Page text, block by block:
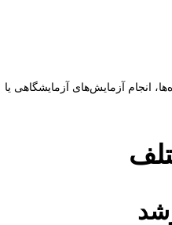
انجام آزمایش‌های آزمایشگاهی یا